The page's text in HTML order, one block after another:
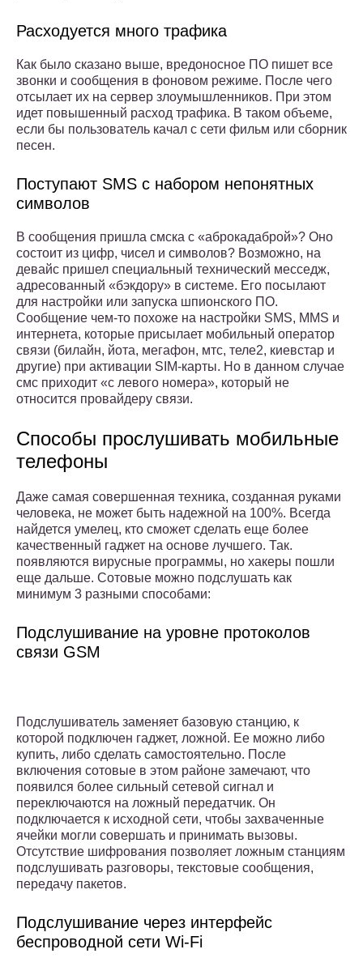
Расходуется много трафика
Как было сказано выше, вредоносное ПО пишет все
звонки и сообщения в фоновом режиме. После чего
отсылает их на сервер злоумышленников. При этом
идет повышенный расход трафика. В таком объеме,
если бы пользователь качал с сети фильм или сборник
песен.
Поступают SMS с набором непонятных
символов
В сообщения пришла смска с «аброкадаброй»? Оно
состоит из цифр, чисел и символов? Возможно, на
девайс пришел специальный технический месседж,
адресованный «бэкдору» в системе. Его посылают
для настройки или запуска шпионского ПО.
Сообщение чем-то похоже на настройки SMS, MMS и
интернета, которые присылает мобильный оператор
связи (билайн, йота, мегафон, мтс, теле2, киевстар и
другие) при активации SIM-карты. Но в данном случае
смс приходит «с левого номера», который не
относится провайдеру связи.
Способы прослушивать мобильные
телефоны
Даже самая совершенная техника, созданная руками
человека, не может быть надежной на 100%. Всегда
найдется умелец, кто сможет сделать еще более
качественный гаджет на основе лучшего. Так.
появляются вирусные программы, но хакеры пошли
еще дальше. Сотовые можно подслушать как
минимум 3 разными способами:
Подслушивание на уровне протоколов
связи GSM
Подслушиватель заменяет базовую станцию, к
которой подключен гаджет, ложной. Ее можно либо
купить, либо сделать самостоятельно. После
включения сотовые в этом районе замечают, что
появился более сильный сетевой сигнал и
переключаются на ложный передатчик. Он
подключается к исходной сети, чтобы захваченные
ячейки могли совершать и принимать вызовы.
Отсутствие шифрования позволяет ложным станциям
подслушивать разговоры, текстовые сообщения,
передачу пакетов.
Подслушивание через интерфейс
беспроводной сети Wi-Fi